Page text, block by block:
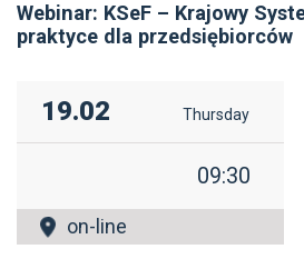
Webinar: KSeF – Krajowy
praktyce dla przedsiębiorców
19.02 Thursday
09:30
on-line